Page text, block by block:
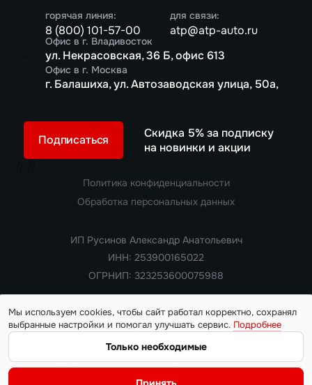
горячая линия:
8 (800) 101-57-00
для связи:
atp@atp-auto.ru
Офис в г. Владивосток
ул. Некрасовская, 36 Б, офис 613
Офис в г. Москва
г. Балашиха, ул. Автозаводская улица, 50а,
Скидка 5% за подписку
на новинки и акции
Подписаться
Copyright 2018 — 2026. Все права защищены
Информация на сайте носит ознакомительный характер и не
статьи 437 Гражданского кодекса РФ. Цены, характеристики,
Политика конфиденциальности
Обработка персональных данных
ИП Русинов Александр Анатольевич
ИНН: 253900165022
ОГРНИП: 323253600075988
Мы используем cookies, чтобы сайт работал корректно, сохранял
выбранные настройки и помогал улучшать сервис. Подробнее
Только необходимые